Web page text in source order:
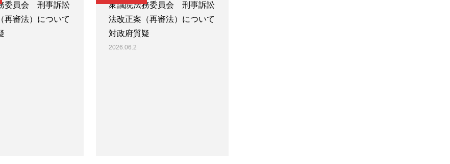
委員会 刑事訴訟
再審法）について
衆議院法務委員会 刑事訴訟
法改正案（再審法）について
対政府質疑
2026.06.2